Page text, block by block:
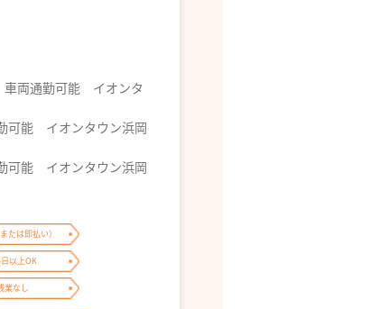
車両通勤可能 イオンタ
可能 イオンタウン浜岡
可能 イオンタウン浜岡
たは即払い）
以上OK
業なし